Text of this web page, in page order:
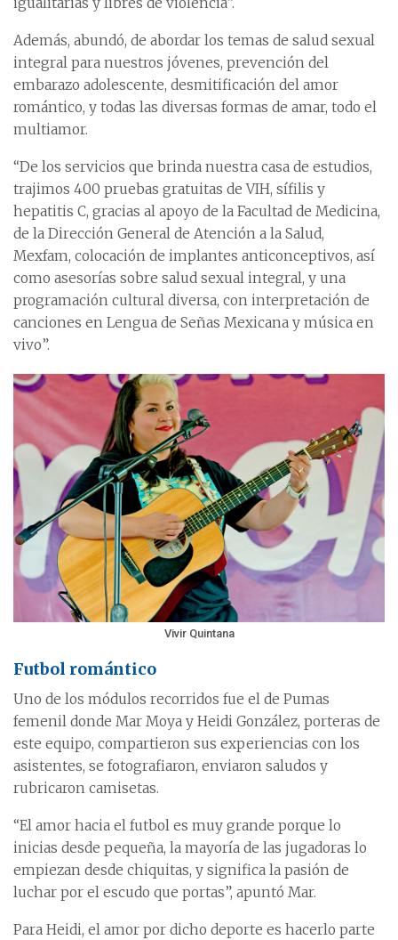
igualitarias y libres de violencia”.
Además, abundó, de abordar los temas de salud sexual
integral para nuestros jóvenes, prevención del
embarazo adolescente, desmitificación del amor
romántico, y todas las diversas formas de amar, todo el
multiamor.
“De los servicios que brinda nuestra casa de estudios,
trajimos 400 pruebas gratuitas de VIH, sífilis y
hepatitis C, gracias al apoyo de la Facultad de Medicina,
de la Dirección General de Atención a la Salud,
Mexfam, colocación de implantes anticonceptivos, así
como asesorías sobre salud sexual integral, y una
programación cultural diversa, con interpretación de
canciones en Lengua de Señas Mexicana y música en
vivo”.
Vivir Quintana
Futbol romántico
Uno de los módulos recorridos fue el de Pumas
femenil donde Mar Moya y Heidi González, porteras de
este equipo, compartieron sus experiencias con los
asistentes, se fotografiaron, enviaron saludos y
rubricaron camisetas.
“El amor hacia el futbol es muy grande porque lo
inicias desde pequeña, la mayoría de las jugadoras lo
empiezan desde chiquitas, y significa la pasión de
luchar por el escudo que portas”, apuntó Mar.
Para Heidi, el amor por dicho deporte es hacerlo parte